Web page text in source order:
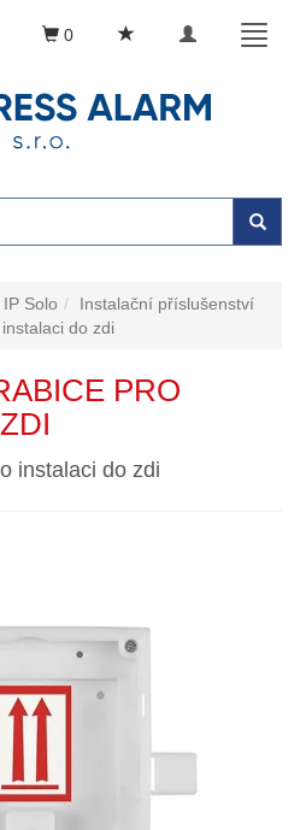
Toggle
0
IP Solo
Instalační příslušenství
do zdi
PRO
instalaci do zdi